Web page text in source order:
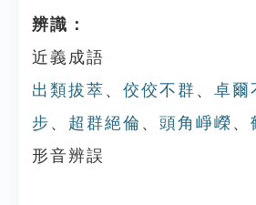
辨識：
近義成語
出類拔萃 、 佼佼不群 、 卓爾
步 、 超群絕倫 、 頭角崢嶸 、
形音辨誤